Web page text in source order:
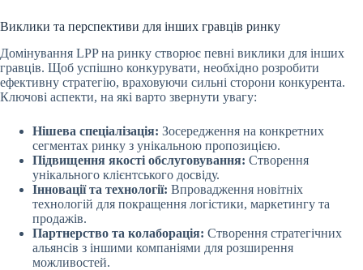
Виклики та перспективи для інших гравців ринку
Домінування LPP на ринку створює певні виклики для інших
гравців. Щоб успішно конкурувати, необхідно розробити
ефективну стратегію, враховуючи сильні сторони конкурента.
Ключові аспекти, на які варто звернути увагу:
Нішева спеціалізація: Зосередження на конкретних
сегментах ринку з унікальною пропозицією.
Підвищення якості обслуговування: Створення
унікального клієнтського досвіду.
Інновації та технології: Впровадження новітніх
технологій для покращення логістики, маркетингу та
продажів.
Партнерство та колаборація: Створення стратегічних
альянсів з іншими компаніями для розширення
можливостей.